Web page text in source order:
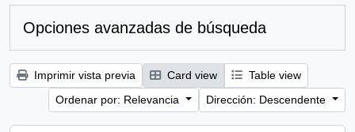
Opciones avanzadas de búsqueda
Imprimir vista previa Card view
Table view
Ordenar por: Relevancia
Dirección: Descendente